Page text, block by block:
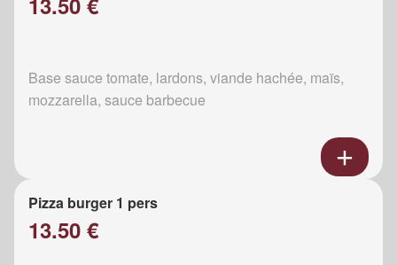
Base sauce tomate, lardons, viande hachée, maïs,
mozzarella, sauce barbecue
Pizza burger 1 pers
13.50 €